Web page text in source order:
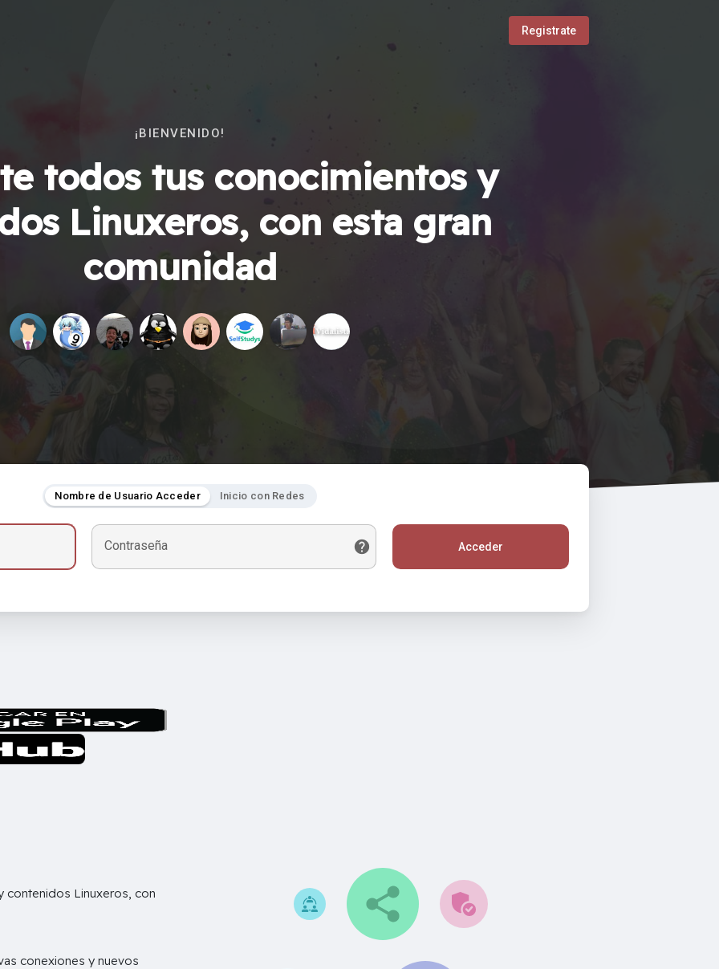
Registrate
¡BIENVENIDO!
todos tus conocimientos y
Linuxeros, con esta gran
comunidad
Nombre de Usuario Acceder Inicio con Redes
Contraseña Acceder
Linuxeros, con
conexiones y nuevos